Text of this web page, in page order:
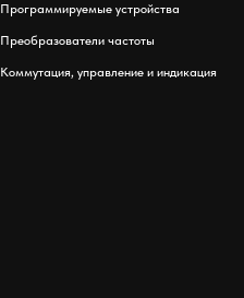
Программируемые устройства
Преобразователи частоты
Коммутация, управление и индикация